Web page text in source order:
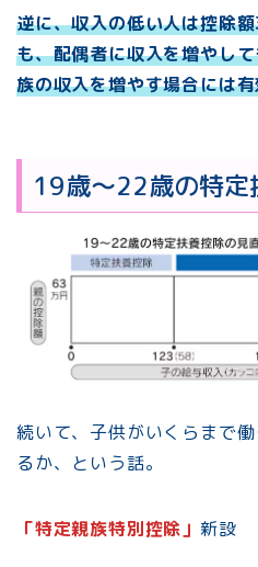
逆に、収入の低い人は控除
も、配偶者に収入を増やし
族の収入を増やす場合には
19歳～22歳の特定
続いて、子供がいくらまで
るか、という話。
「特定親族特別控除」 新設